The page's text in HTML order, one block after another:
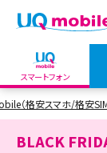
スマートフォン
my
UQ
UQ
オンラ
UQ
販売店舗
（格安スマホ/格安SIM
BLACK